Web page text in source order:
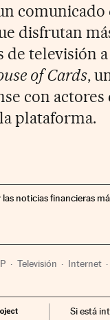
comunicado
disfrutan
televisión
of Cards,
con
plataforma.
noticias financieras
Televisión Internet
Si está